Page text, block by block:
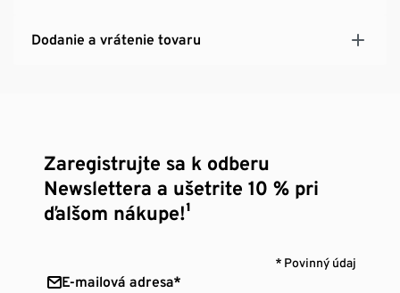
Dodanie a vrátenie tovaru
Zaregistrujte sa k odberu
Newslettera a ušetrite 10 % pri
ďalšom nákupe!¹
* Povinný údaj
E-mailová adresa*